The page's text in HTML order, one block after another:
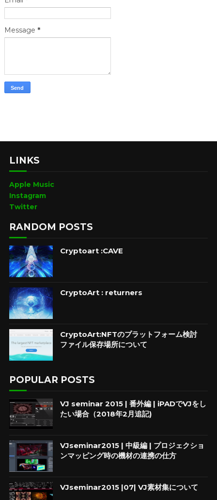
Message *
LINKS
Apple Music
Instagram
Twitter
RANDOM POSTS
Cryptoart :CAVE
CryptoArt : returners
CryptoArt:NFTのプラットフォーム検討
ファイル保存場所について
POPULAR POSTS
VJ seminar 2015 | 番外編 | iPADでVJをし
たい場合（2018年2月追記)
VJseminar2015 | 中級編 | プロジェクショ
ンマッピング時の機材の連携の仕方
VJseminar2015 |07| VJ素材集について